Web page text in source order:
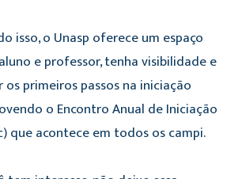
isso, o Unasp oferece um espaço
e professor, tenha visibilidade e
primeiros passos na iniciação
o Encontro Anual de Iniciação
que acontece em todos os campi.